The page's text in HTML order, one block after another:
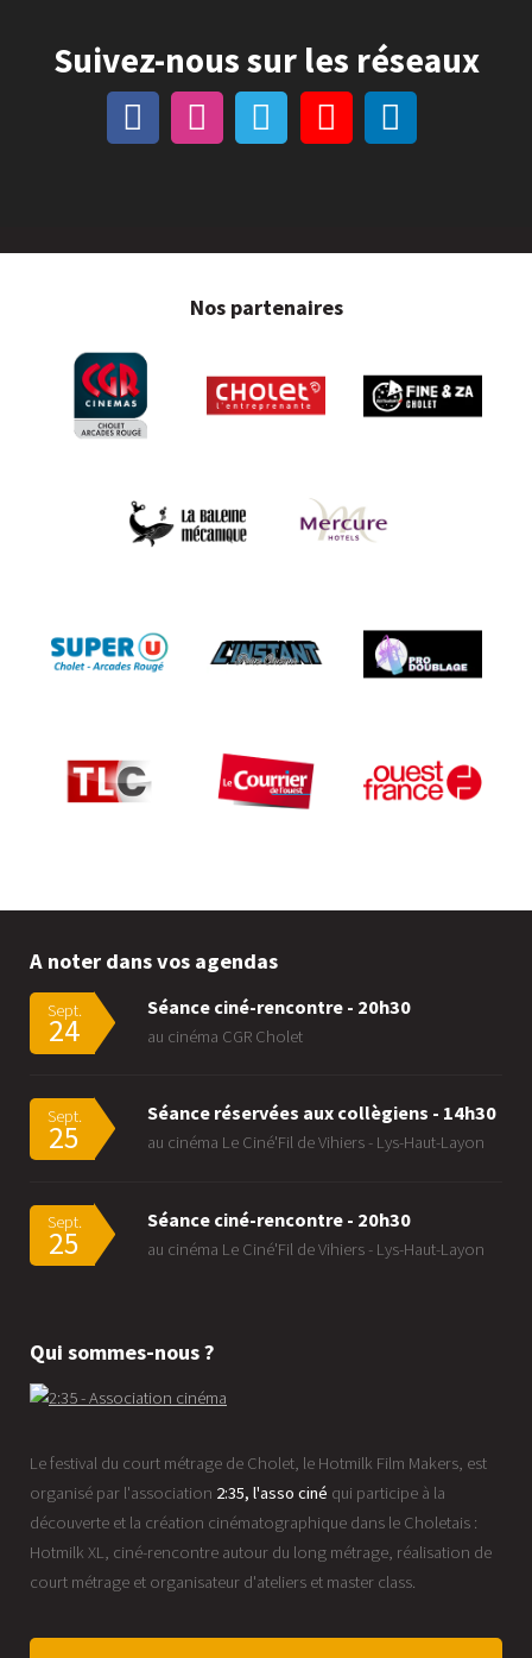
Suivez-nous sur les réseaux
Nos partenaires
A noter dans vos agendas
Sept.
24
Séance ciné-rencontre - 20h30
au cinéma CGR Cholet
Sept.
25
Séance réservées aux collègiens - 14h30
au cinéma Le Ciné'Fil de Vihiers - Lys-Haut-Layon
Sept.
25
Séance ciné-rencontre - 20h30
au cinéma Le Ciné'Fil de Vihiers - Lys-Haut-Layon
Qui sommes-nous ?
Le festival du court métrage de Cholet, le Hotmilk Film Makers, est
organisé par l'association 2:35, l'asso ciné qui participe à la
découverte et la création cinématographique dans le Choletais :
Hotmilk XL, ciné-rencontre autour du long métrage, réalisation de
court métrage et organisateur d'ateliers et master class.